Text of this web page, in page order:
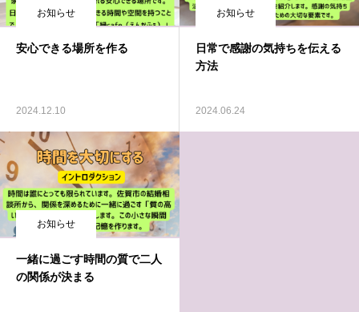
お知らせ
安心できる場所を作る
2024.12.10
お知らせ
日常で感謝の気持ちを伝える
方法
2024.06.24
お知らせ
一緒に過ごす時間の質で二人
の関係が決まる